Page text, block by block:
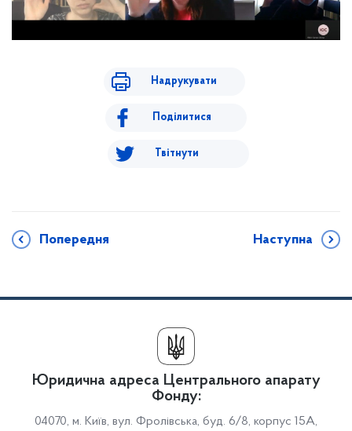
Надрукувати
Поділитися
Твітнути
Попередня Наступна
Юридична адреса Центрального апарату
Фонду:
04070, м. Київ, вул. Фролівська, буд. 6/8, корпус 15А,